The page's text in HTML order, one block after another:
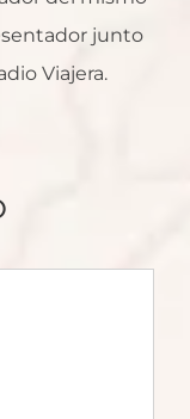
junto
Viajera.